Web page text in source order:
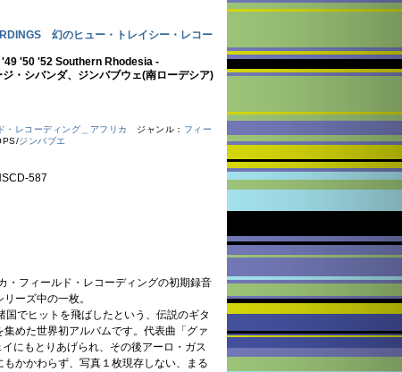
幻のヒュー・トレイシー・レコー
'50 '52 Southern Rhodesia -
・シバンダ、ジンバブウェ(南ローデシア)
・レコーディング＿アフリカ ジャンル： フィー
ジンバブエ
587
・フィールド・レコーディングの初期録音
ーズ中の一枚。
でヒットを飛ばしたという、伝説のギタ
めた世界初アルバムです。代表曲「グァ
にもとりあげられ、その後アーロ・ガス
かかわらず、写真１枚現存しない、まる